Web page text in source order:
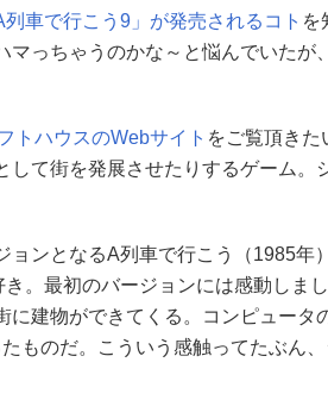
列車で行こう9」が発売されるコト を
マっちゃうのかな～と悩んでいたが
トハウスのWebサイト をご覧頂きた
して街を発展させたりするゲーム。
ンとなるA列車で行こう（1985年
。最初のバージョンには感動しまし
に建物ができてくる。コンピュータ
ものだ。こういう感触ってたぶん